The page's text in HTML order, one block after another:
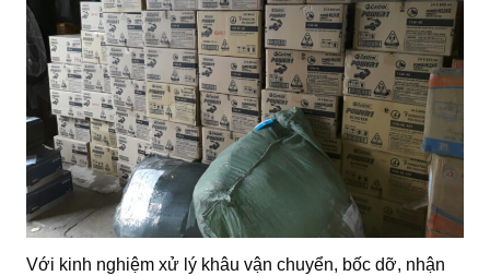
Với kinh nghiệm xử lý khâu vận chuyển, bốc dỡ, nhận